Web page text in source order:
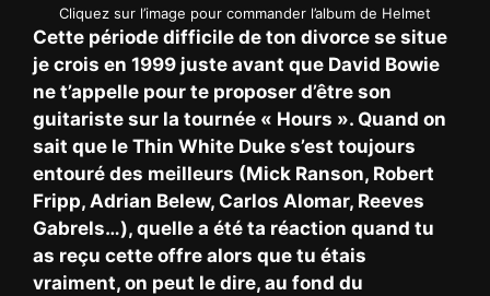
Cliquez sur l’image pour commander l’album de Helmet
Cette période difficile de ton divorce se situe
je crois en 1999 juste avant que David Bowie
ne t’appelle pour te proposer d’être son
guitariste sur la tournée « Hours ». Quand on
sait que le Thin White Duke s’est toujours
entouré des meilleurs (Mick Ranson, Robert
Fripp, Adrian Belew, Carlos Alomar, Reeves
Gabrels…), quelle a été ta réaction quand tu
as reçu cette offre alors que tu étais
vraiment, on peut le dire, au fond du